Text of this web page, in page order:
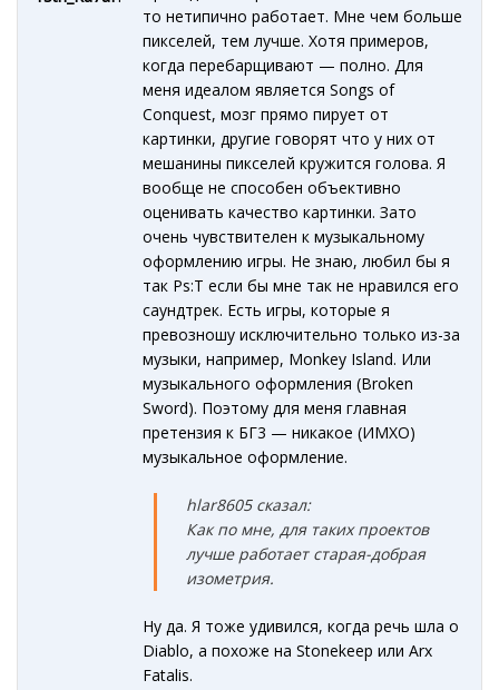
то нетипично работает. Мне чем больше
пикселей, тем лучше. Хотя примеров,
когда перебарщивают — полно. Для
меня идеалом является Songs of
Conquest, мозг прямо пирует от
картинки, другие говорят что у них от
мешанины пикселей кружится голова. Я
вообще не способен объективно
оценивать качество картинки. Зато
очень чувствителен к музыкальному
оформлению игры. Не знаю, любил бы я
так Ps:T если бы мне так не нравился его
саундтрек. Есть игры, которые я
превозношу исключительно только из-за
музыки, например, Monkey Island. Или
музыкального оформления (Broken
Sword). Поэтому для меня главная
претензия к БГ3 — никакое (ИМХО)
музыкальное оформление.
hlar8605 сказал:
Как по мне, для таких проектов
лучше работает старая-добрая
изометрия.
Ну да. Я тоже удивился, когда речь шла о
Diablo, а похоже на Stonekeep или Arx
Fatalis.